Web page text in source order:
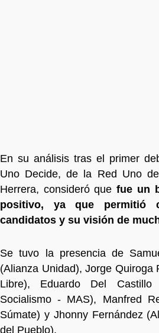
En su análisis tras el primer
Uno Decide, de la Red Uno
Herrera, consideró quefue un
positivo, ya que permitió
candidatos y su visión de
Se tuvo la presencia de
(Alianza Unidad), Jorge Quiroga
Libre), Eduardo Del Castillo
Socialismo - MAS), Manfred
Súmate) y Jhonny Fernández
del Pueblo).